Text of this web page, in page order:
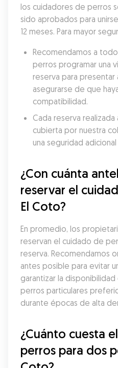
los cuidadores de perros
sido aprobados para
12 meses. Para mayor
Recomendamos a
perros programar una
reserva para
asegurarse de que
compatibilidad.
Cada reserva
cubierta por nuestra
una seguridad
¿Con cuánta
reservar el
El Coto?
En promedio, los
reservan el cuidado de
reserva. Recomendamos
antes posible para evitar
garantizar la
perros particulares
durante épocas de alta
¿Cuánto cuesta
perros para dos